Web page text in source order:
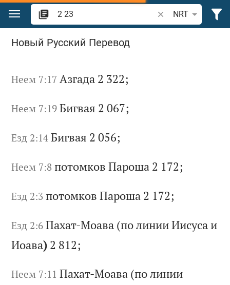
Перейти к содержанию
Поиск по отрывку
NRT
Поиск "2 23" в Библии
Новый Русский Перевод
Неем 7:17 Азгада 2 322;
Неем 7:19 Бигвая 2 067;
Езд 2:14 Бигвая 2 056;
Неем 7:8 потомков Пароша 2 172;
Езд 2:3 потомков Пароша 2 172;
Езд 2:6 Пахат-Моава (полинииИисуса и
Иоава) 2 812;
Неем 7:11 Пахат-Моава (полинии